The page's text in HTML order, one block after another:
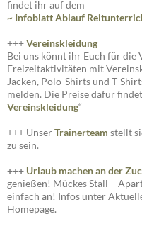
findet ihr auf dem
~ Infoblatt Ablauf
+++Vereinskleidung
Bei uns könnt ihr Euch für die
Freizeitaktivitäten mit
Jacken, Polo-Shirts und T-
melden. Die Preise dafür
Vereinskleidung“
+++ UnserTrainerteam stellt
zu sein.
+++ Urlaub machen an der
genießen! Mückes Stall –
einfach an! Infos unter
Homepage.